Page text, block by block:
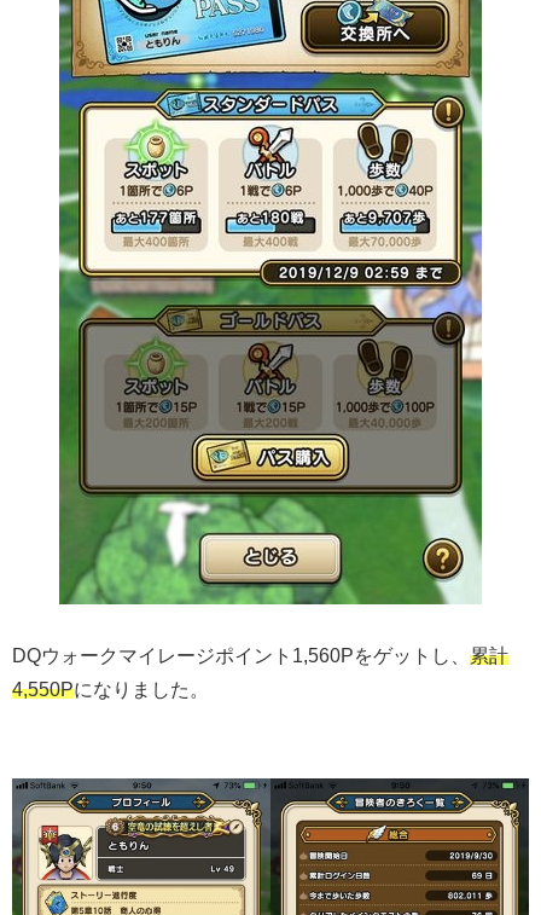
DQウォークマイレージポイント1,560Pをゲットし、 累計
4,550Pになりました。